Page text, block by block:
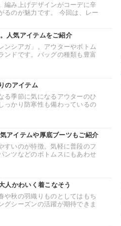
編み上げデザインがコーデに辛
るのが魅力です。 今回は、レー
人気アイテムをご紹介
ンシアガ」。アウターやボトム
ンドです。バッグの種類も豊富
のアイテム
る季節に気になるアウターのひ
っかり防寒性も備わっているの
アイテムや厚底ブーツもご紹介
すいのが特徴。気軽に普段のフ
ンツなどのボトムスにもあわせ
人かわいく着こなそう
や秋の羽織りものとしてはもち
グシーズンの活躍が期待できま